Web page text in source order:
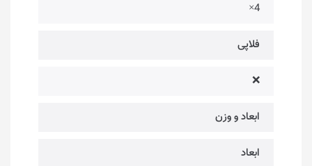
4×
فلاپی
❌
ابعاد و وزن
ابعاد